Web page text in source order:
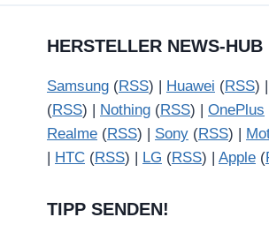
HERSTELLER NEWS-HUB
Samsung (RSS) | Huawei (RSS) |
(RSS) | Nothing (RSS) | OnePlus
Realme (RSS) | Sony (RSS) |
| HTC (RSS) | LG (RSS) | Apple (
TIPP SENDEN!